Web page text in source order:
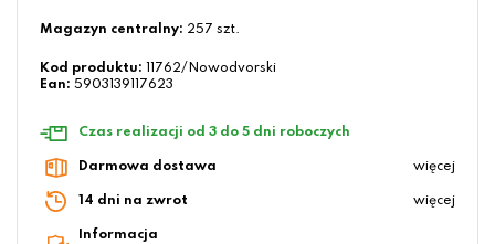
Magazyn centralny: 257 szt.
Kod produktu:
11762/Nowodvorski
Ean: 5903139117623
Czas realizacji od 3 do 5 dni roboczych
Darmowa dostawa więcej
14 dni na zwrot więcej
Informacja